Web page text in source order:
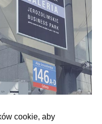
cookie, aby